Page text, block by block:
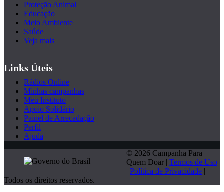
Proteção Animal
Educação
Meio Ambiente
Saúde
Veja mais
Links Úteis
Rádios Online
Minhas campanhas
Meu Instituto
Apoio Solidário
Painel de Arrecadação
Perfil
Ajuda
© 2026 Campanha Para
Quem Doar | Termos de Uso
| Política de Privacidade |
Todos os direitos reservados.